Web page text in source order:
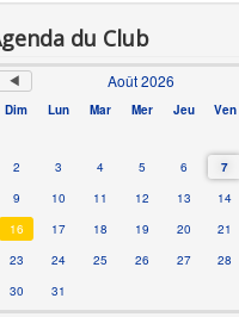
du Club
Août 2026
Dim Lun Mar Mer Jeu Ven
2
3 4 5 6 7
9
10 11 12 13 14
16
17 18 19 20 21
23
24 25 26 27 28
30
31